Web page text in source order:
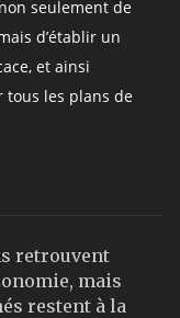
seulement de
d’établir un
et ainsi
les plans de
retrouvent
mais
restent à la